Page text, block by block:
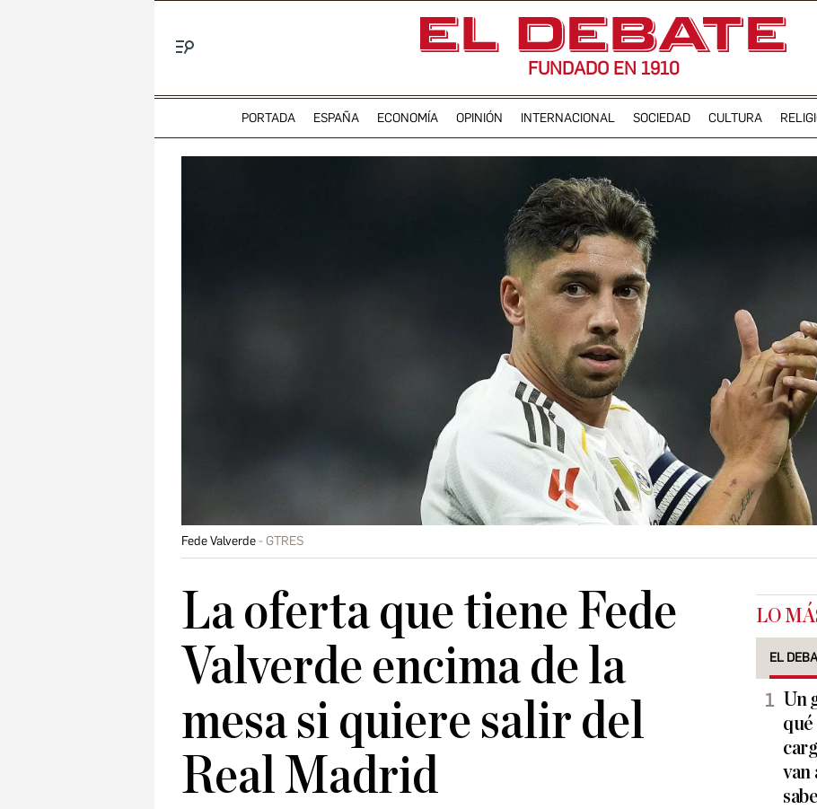
FUNDADO EN 1910
PORTADA ESPAÑA ECONOMÍA OPINIÓN INTERNACIONAL SOCIEDAD CULTURA
Fede Valverde GTRES
La oferta que tiene Fede
Valverde encima de la
mesa si quiere salir del
Real Madrid
LO
EL
Un
qué
van